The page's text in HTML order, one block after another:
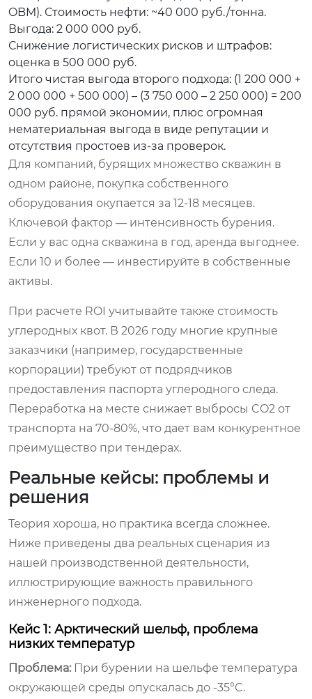
OBM). Стоимость нефти: ~40 000 руб./тонна.
Выгода: 2 000 000 руб.
Снижение логистических рисков и штрафов:
оценка в 500 000 руб.
Итого чистая выгода второго подхода: (1 200 000 +
2 000 000 + 500 000) – (3 750 000 – 2 250 000) = 200
000 руб. прямой экономии, плюс огромная
нематериальная выгода в виде репутации и
отсутствия простоев из-за проверок.
Для компаний, бурящих множество скважин в
одном районе, покупка собственного
оборудования окупается за 12-18 месяцев.
Ключевой фактор — интенсивность бурения.
Если у вас одна скважина в год, аренда выгоднее.
Если 10 и более — инвестируйте в собственные
активы.
При расчете ROI учитывайте также стоимость
углеродных квот. В 2026 году многие крупные
заказчики (например, государственные
корпорации) требуют от подрядчиков
предоставления паспорта углеродного следа.
Переработка на месте снижает выбросы CO2 от
транспорта на 70-80%, что дает вам конкурентное
преимущество при тендерах.
Реальные кейсы: проблемы и
решения
Теория хороша, но практика всегда сложнее.
Ниже приведены два реальных сценария из
нашей производственной деятельности,
иллюстрирующие важность правильного
инженерного подхода.
Кейс 1: Арктический шельф, проблема
низких температур
Проблема: При бурении на шельфе температура
окружающей среды опускалась до -35°C.